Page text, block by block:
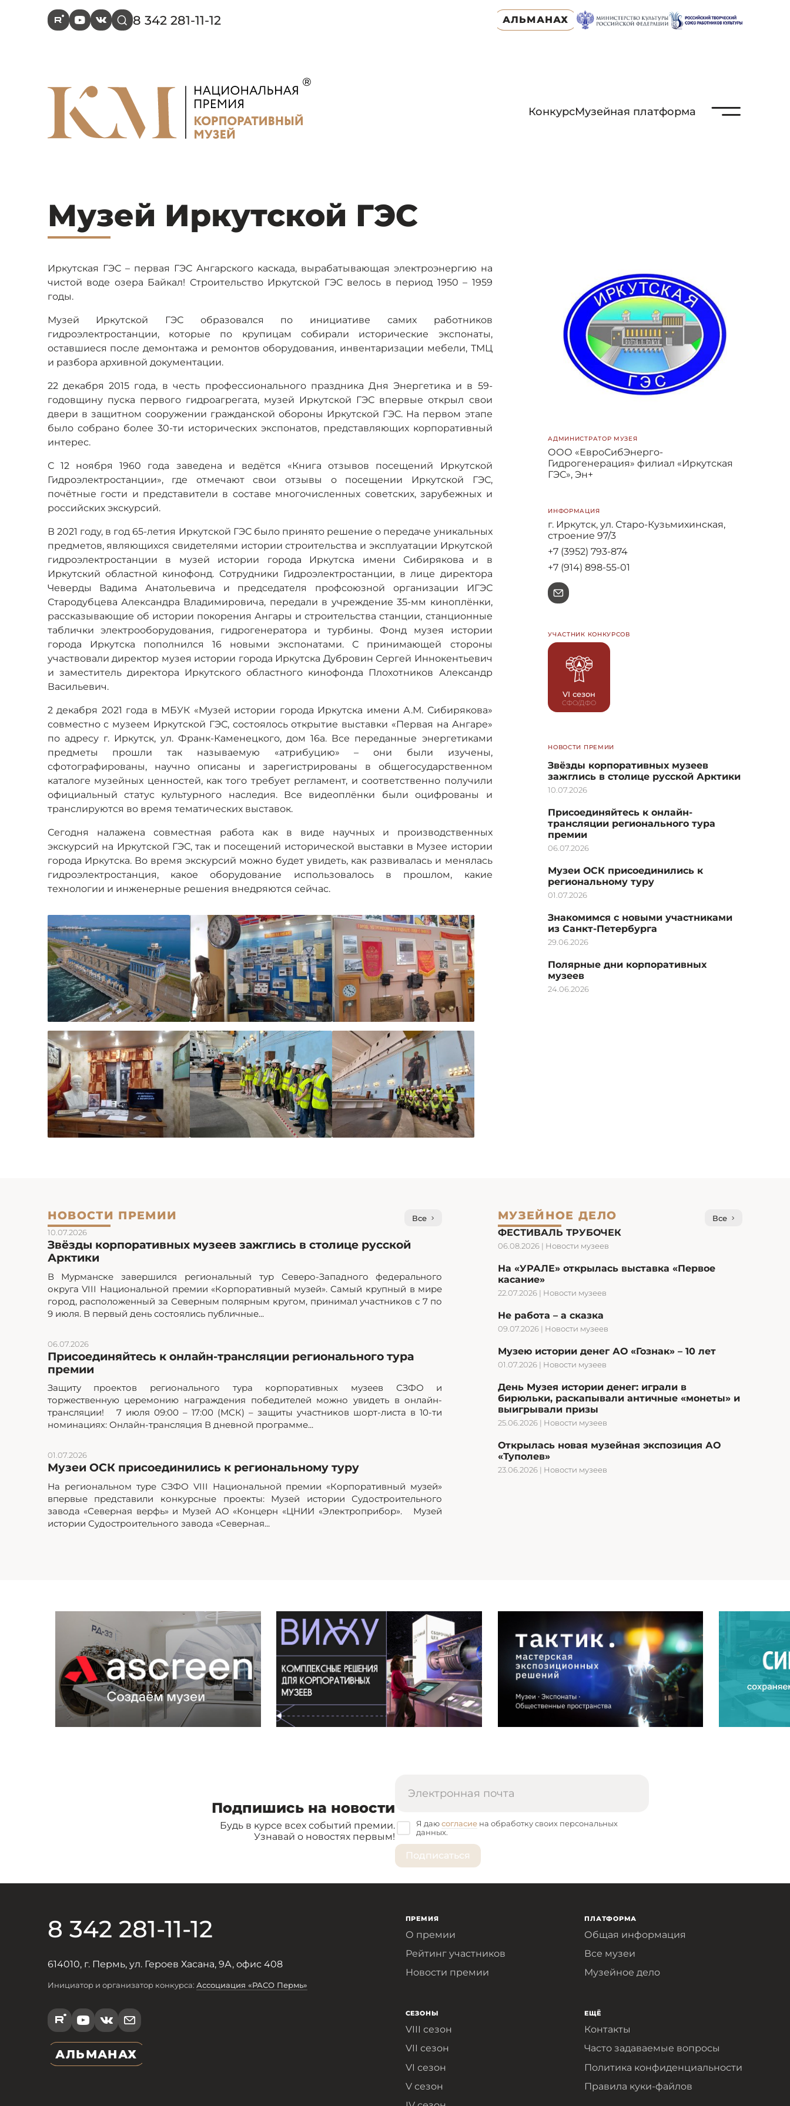
R Y V s 8 342 281-11-12 АЛЬМАНАХ
КонкурсМузейная платформа N
Музей Иркутской ГЭС
Иркутская ГЭС – первая ГЭС Ангарского каскада, вырабатывающая электроэнергию на
чистой воде озера Байкал! Строительство Иркутской ГЭС велось в период 1950 – 1959
годы.
Музей Иркутской ГЭС образовался по инициативе самих работников
гидроэлектростанции, которые по крупицам собирали исторические экспонаты,
оставшиеся после демонтажа и ремонтов оборудования, инвентаризации мебели, ТМЦ
и разбора архивной документации.
22 декабря 2015 года, в честь профессионального праздника Дня Энергетика и в 59-
годовщину пуска первого гидроагрегата, музей Иркутской ГЭС впервые открыл свои
двери в защитном сооружении гражданской обороны Иркутской ГЭС. На первом этапе
было собрано более 30-ти исторических экспонатов, представляющих корпоративный
интерес.
С 12 ноября 1960 года заведена и ведётся «Книга отзывов посещений Иркутской
Гидроэлектростанции», где отмечают свои отзывы о посещении Иркутской ГЭС,
почётные гости и представители в составе многочисленных советских, зарубежных и
российских экскурсий.
В 2021 году, в год 65-летия Иркутской ГЭС было принято решение о передаче уникальных
предметов, являющихся свидетелями истории строительства и эксплуатации Иркутской
гидроэлектростанции в музей истории города Иркутска имени Сибирякова и в
Иркутский областной кинофонд. Сотрудники Гидроэлектростанции, в лице директора
Чеверды Вадима Анатольевича и председателя профсоюзной организации ИГЭС
Стародубцева Александра Владимировича, передали в учреждение 35-мм киноплёнки,
рассказывающие об истории покорения Ангары и строительства станции, станционные
таблички электрооборудования, гидрогенератора и турбины. Фонд музея истории
города Иркутска пополнился 16 новыми экспонатами. С принимающей стороны
участвовали директор музея истории города Иркутска Дубровин Сергей Иннокентьевич
и заместитель директора Иркутского областного кинофонда Плохотников Александр
Васильевич.
2 декабря 2021 года в МБУК «Музей истории города Иркутска имени А.М. Сибирякова»
совместно с музеем Иркутской ГЭС, состоялось открытие выставки «Первая на Ангаре»
по адресу г. Иркутск, ул. Франк-Каменецкого, дом 16а. Все переданные энергетиками
предметы прошли так называемую «атрибуцию» – они были изучены,
сфотографированы, научно описаны и зарегистрированы в общегосударственном
каталоге музейных ценностей, как того требует регламент, и соответственно получили
официальный статус культурного наследия. Все видеоплёнки были оцифрованы и
транслируются во время тематических выставок.
Сегодня налажена совместная работа как в виде научных и производственных
экскурсий на Иркутской ГЭС, так и посещений исторической выставки в Музее истории
города Иркутска. Во время экскурсий можно будет увидеть, как развивалась и менялась
гидроэлектростанция, какое оборудование использовалось в прошлом, какие
технологии и инженерные решения внедряются сейчас.
АДМИНИСТРАТОР МУЗЕЯ
ООО «ЕвроСибЭнерго-
Гидрогенерация» филиал «Иркутская
ГЭС», Эн+
ИНФОРМАЦИЯ
г. Иркутск, ул. Старо-Кузьмихинская,
строение 97/3
+7 (3952) 793-874
+7 (914) 898-55-01
e
УЧАСТНИК КОНКУРСОВ
VI сезон
СФО/ДФО
НОВОСТИ ПРЕМИИ
Звёзды корпоративных музеев
зажглись в столице русской Арктики
10.07.2026
Присоединяйтесь к онлайн-
трансляции регионального тура
премии
06.07.2026
Музеи ОСК присоединились к
региональному туру
01.07.2026
Знакомимся с новыми участниками
из Санкт-Петербурга
29.06.2026
Полярные дни корпоративных
музеев
24.06.2026
НОВОСТИ ПРЕМИИ Все
Звёзды корпоративных музеев зажглись в столице русской
Арктики
10.07.2026
В Мурманске завершился региональный тур Северо-Западного федерального
округа VIII Национальной премии «Корпоративный музей». Самый крупный в мире
город, расположенный за Северным полярным кругом, принимал участников с 7 по
9 июля. В первый день состоялись публичные...
Присоединяйтесь к онлайн-трансляции регионального тура
премии
06.07.2026
Защиту проектов регионального тура корпоративных музеев СЗФО и
торжественную церемонию награждения победителей можно увидеть в онлайн-
трансляции! 7 июля 09:00 – 17:00 (МСК) – защиты участников шорт-листа в 10-ти
номинациях: Онлайн-трансляция В дневной программе...
Музеи ОСК присоединились к региональному туру
01.07.2026
На региональном туре СЗФО VIII Национальной премии «Корпоративный музей»
впервые представили конкурсные проекты: Музей истории Судостроительного
завода «Северная верфь» и Музей АО «Концерн «ЦНИИ «Электроприбор». Музей
истории Судостроительного завода «Северная...
МУЗЕЙНОЕ ДЕЛО Все
ФЕСТИВАЛЬ ТРУБОЧЕК
06.08.2026 | Новости музеев
На «УРАЛЕ» открылась выставка «Первое
касание»
22.07.2026 | Новости музеев
Не работа – а сказка
09.07.2026 | Новости музеев
Музею истории денег АО «Гознак» – 10 лет
01.07.2026 | Новости музеев
День Музея истории денег: играли в
бирюльки, раскапывали античные «монеты» и
выигрывали призы
25.06.2026 | Новости музеев
Открылась новая музейная экспозиция АО
«Туполев»
23.06.2026 | Новости музеев
Подпишись на новости
Будь в курсе всех событий премии.
Узнавай о новостях первым!
Я даюсогласиена обработку своих персональных
данных.
8 342 281-11-12
614010, г. Пермь, ул. Героев Хасана, 9А, офис 408
Инициатор и организатор конкурса: Ассоциация «РАСО Пермь»
R Y V e
АЛЬМАНАХ
ПРЕМИЯ
О премии
Рейтинг участников
Новости премии
СЕЗОНЫ
VIII сезон
VII сезон
VI сезон
V сезон
ПЛАТФОРМА
Общая информация
Все музеи
Музейное дело
ЕЩЁ
Контакты
Часто задаваемые вопросы
Политика конфиденциальности
Правила куки-файлов